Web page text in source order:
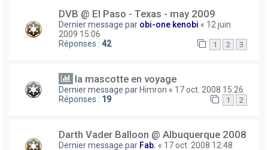
DVB @ El Paso - Texas - may 2009
Dernier message par obi-one kenobi « 12 juin
2009 15:06
Réponses : 42 1 2 3
la mascotte en voyage
Dernier message par Himron « 17 oct. 2008 15:26
Réponses : 19 1 2
Darth Vader Balloon @ Albuquerque 2008
Dernier message par Fab. « 17 oct. 2008 12:48